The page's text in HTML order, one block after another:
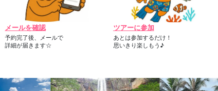
メールを確認
予約完了後、メールで
詳細が届きます☆
ツアーに参加
あとは参加するだけ！
思いきり楽しもう♪